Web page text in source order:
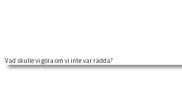
Vad skulle vi göra om vi inte var rädda?